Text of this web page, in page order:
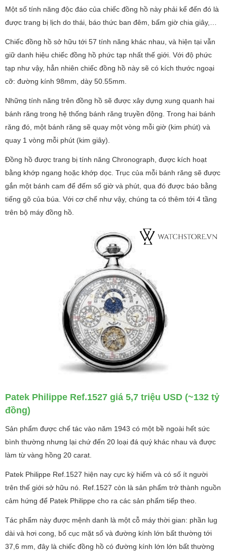
Một số tính năng độc đáo của chiếc đồng hồ này phải kể đến đó là
được trang bị lịch do thái, báo thức ban đêm, bấm giờ chia giây,…
Chiếc đồng hồ sở hữu tới 57 tính năng khác nhau, và hiện tại vẫn
giữ danh hiệu chiếc đồng hồ phức tạp nhất thế giới. Với độ phức
tạp như vậy, hẳn nhiên chiếc đồng hồ này sẽ có kích thước ngoại
cỡ: đường kính 98mm, dày 50.55mm.
Những tính năng trên đồng hồ sẽ được xây dựng xung quanh hai
bánh răng trong hệ thống bánh răng truyền động. Trong hai bánh
răng đó, một bánh răng sẽ quay một vòng mỗi giờ (kim phút) và
quay 1 vòng mỗi phút (kim giây).
Đồng hồ được trang bị tính năng Chronograph, được kích hoạt
bằng khớp ngang hoặc khớp dọc. Trục của mỗi bánh răng sẽ được
gắn một bánh cam để đếm số giờ và phút, qua đó được báo bằng
tiếng gõ của búa. Với cơ chế như vậy, chúng ta có thêm tới 4 tầng
trên bộ máy đồng hồ.
Patek Philippe Ref.1527 giá 5,7 triệu USD (~132 tỷ
đồng)
Sản phẩm được chế tác vào năm 1943 có một bề ngoài hết sức
bình thường nhưng lại chứ đến 20 loại đá quý khác nhau và được
làm từ vàng hồng 20 carat.
Patek Philippe Ref.1527 hiện nay cực kỳ hiếm và có số ít người
trên thế giới sở hữu nó. Ref.1527 còn là sản phẩm trở thành nguồn
cảm hứng để Patek Philippe cho ra các sản phẩm tiếp theo.
Tác phẩm này được mệnh danh là một cỗ máy thời gian: phần lug
dài và hơi cong, bố cục mặt số và đường kính lớn bất thường tới
37,6 mm, đây là chiếc đồng hồ có đường kính lớn lớn bất thường